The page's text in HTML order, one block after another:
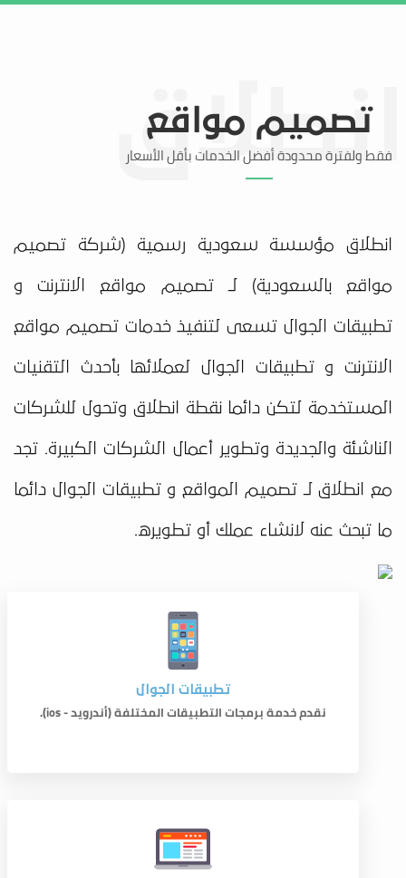
تصميم مواقع
فقط ولفترة محدودة أفضل الخدمات بأقل الأسعار
انطلاق مؤسسة سعودية رسمية (شركة تصميم
مواقع بالسعودية) لـ تصميم مواقع الانترنت و
تطبيقات الجوال تسعى لتنفيذ خدمات تصميم مواقع
الانترنت و تطبيقات الجوال لعملائها بأحدث التقنيات
المستخدمة لتكن دائما نقطة انطلاق وتحول للشركات
الناشئة والجديدة وتطوير أعمال الشركات الكبيرة. تجد
مع انطلاق لـ تصميم المواقع و تطبيقات الجوال دائما
ما تبحث عنه لانشاء عملك أو تطويره.
تطبيقات الجوال
نقدم خدمة برمجات التطبيقات المختلفة (أندرويد - ios).